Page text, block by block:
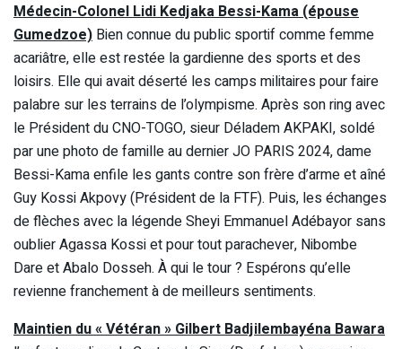
Médecin-Colonel Lidi Kedjaka Bessi-Kama (épouse
Gumedzoe) Bien connue du public sportif comme femme
acariâtre, elle est restée la gardienne des sports et des
loisirs. Elle qui avait déserté les camps militaires pour faire
palabre sur les terrains de l’olympisme. Après son ring avec
le Président du CNO-TOGO, sieur Déladem AKPAKI, soldé
par une photo de famille au dernier JO PARIS 2024, dame
Bessi-Kama enfile les gants contre son frère d’arme et aîné
Guy Kossi Akpovy (Président de la FTF). Puis, les échanges
de flèches avec la légende Sheyi Emmanuel Adébayor sans
oublier Agassa Kossi et pour tout parachever, Nibombe
Dare et Abalo Dosseh. À qui le tour ? Espérons qu’elle
revienne franchement à de meilleurs sentiments.
Maintien du « Vétéran »Gilbert Badjilembayéna Bawara